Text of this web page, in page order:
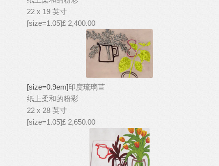
22 x 19 英寸
[size=1.05]£ 2,400.00
[size=0.9em]印度琉璃苣
纸上柔和的粉彩
22 x 28 英寸
[size=1.05]£ 2,650.00